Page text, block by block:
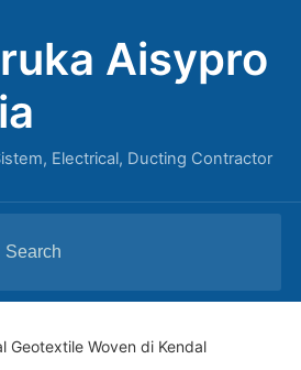
Aisypro
Electrical, Ducting Contractor
Geotextile Woven di Kendal